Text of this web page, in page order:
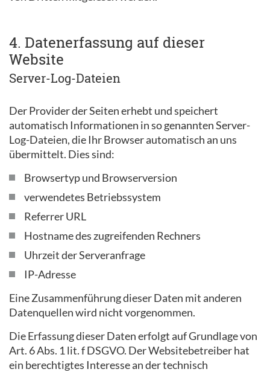
4. Datenerfassung auf dieser
Website
Server-Log-Dateien
Der Provider der Seiten erhebt und speichert
automatisch Informationen in so genannten Server-
Log-Dateien, die Ihr Browser automatisch an uns
übermittelt. Dies sind:
Browsertyp und Browserversion
verwendetes Betriebssystem
Referrer URL
Hostname des zugreifenden Rechners
Uhrzeit der Serveranfrage
IP-Adresse
Eine Zusammenführung dieser Daten mit anderen
Datenquellen wird nicht vorgenommen.
Die Erfassung dieser Daten erfolgt auf Grundlage von
Art. 6 Abs. 1 lit. f DSGVO. Der Websitebetreiber hat
ein berechtigtes Interesse an der technisch